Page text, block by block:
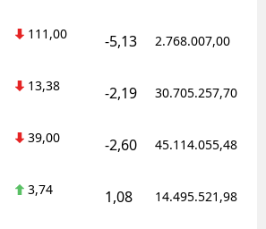
111,00 -5,13 2.768.007,00
13,38 -2,19 30.705.257,70
39,00 -2,60 45.114.055,48
3,74 1,08 14.495.521,98